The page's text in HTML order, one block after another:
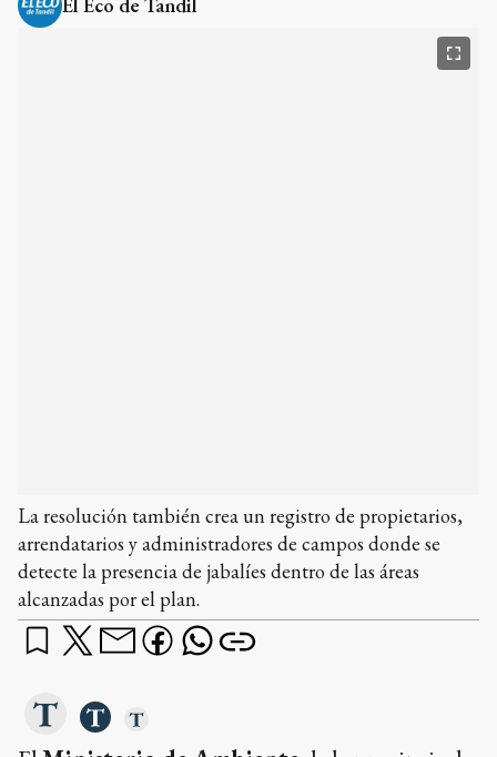
territorio bonaerense. La iniciativa apunta a
reducir la presencia de esta especie exótica
invasora para resguardar alvenado de las
pampas, uno de los cérvidos más amenazados
del país.
¿qué querés saber?